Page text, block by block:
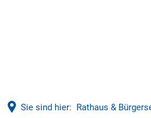
Sie sind hier: Rathaus &